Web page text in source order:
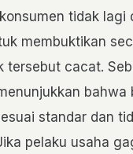
tidak lagi
membuktikan
tersebut cacat.
bahwa
standar dan
pelaku usaha